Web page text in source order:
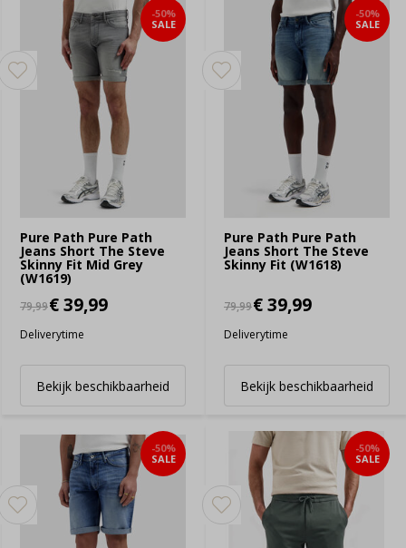
Pure Path Pure Path
Jeans Short The Steve
Skinny Fit Mid Grey
(W1619)
-50%
SALE
79,99€ 39,99
Deliverytime
Bekijk beschikbaarheid
Pure Path Pure Path
Jeans Short The Steve
Skinny Fit (W1618)
-50%
SALE
79,99€ 39,99
Deliverytime
Bekijk beschikbaarheid
-50%
SALE
-50%
SALE